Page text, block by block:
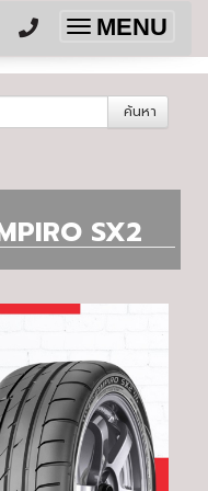
Toggle
navigation
MENU
ค้นหา
SX2